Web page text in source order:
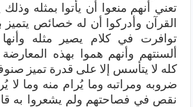
تعني أنهم منعوا أن يأتوا بمثله
القرآن وأدركوا أن له خصائص
توافرت في كلام يصير مثله
ألسنتهم وأنهم هموا بهذه
كله لا يتأسس إلا على قدرة تميز
ضروبه ومراتبه وما يُرام منه وما لا
نقص في فصاحتهم ولم يشعروا به